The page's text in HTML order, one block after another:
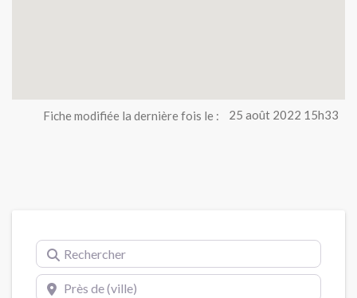
Fiche modifiée la dernière fois le : 25 août 2022 15h33
Rechercher
Près de (ville)